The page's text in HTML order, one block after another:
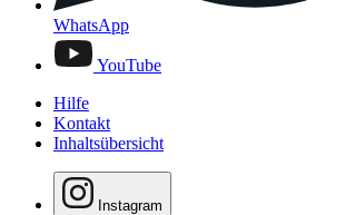
WhatsApp
YouTube
Hilfe
Kontakt
Inhaltsübersicht
Instagram